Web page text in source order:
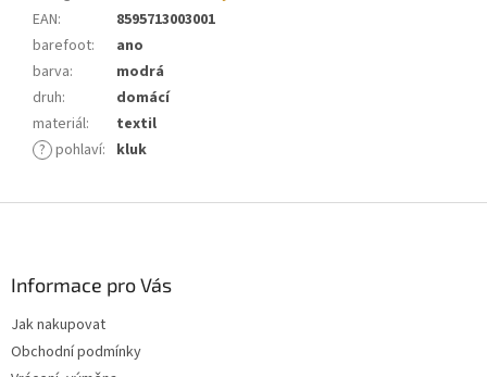
EAN:
8595713003001
barefoot:
ano
barva:
modrá
druh:
domácí
materiál:
textil
? pohlaví: kluk
Informace pro Vás
Jak nakupovat
Obchodní podmínky